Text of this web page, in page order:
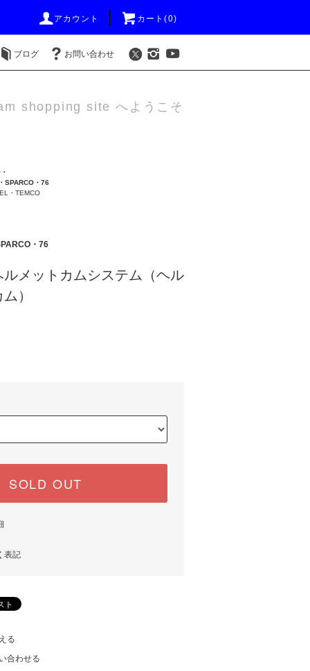
アカウント カート(0)
ブログ お問い合わせ
shopping site へようこそ
SPARCO・76
・TEMCO
・76
メットカムシステム（ヘル
）
SOLD OUT
表記
る
合わせる